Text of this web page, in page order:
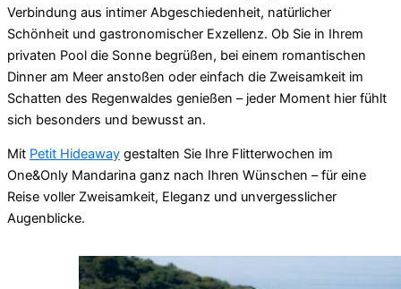
Verbindung aus intimer Abgeschiedenheit, natürlicher
Schönheit und gastronomischer Exzellenz. Ob Sie in Ihrem
privaten Pool die Sonne begrüßen, bei einem romantischen
Dinner am Meer anstoßen oder einfach die Zweisamkeit im
Schatten des Regenwaldes genießen – jeder Moment hier fühlt
sich besonders und bewusst an.
Mit Petit Hideaway gestalten Sie Ihre Flitterwochen im
One&Only Mandarina ganz nach Ihren Wünschen – für eine
Reise voller Zweisamkeit, Eleganz und unvergesslicher
Augenblicke.